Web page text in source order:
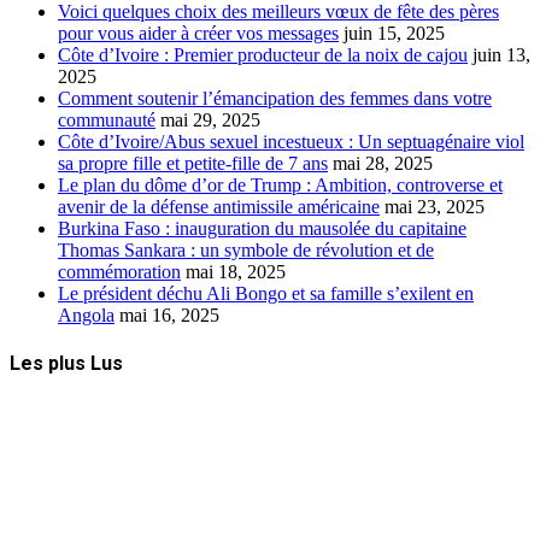
Voici quelques choix des meilleurs vœux de fête des pères
pour vous aider à créer vos messages juin 15, 2025
Côte d’Ivoire : Premier producteur de la noix de cajou juin 13,
2025
Comment soutenir l’émancipation des femmes dans votre
communauté mai 29, 2025
Côte d’Ivoire/Abus sexuel incestueux : Un septuagénaire viol
sa propre fille et petite-fille de 7 ans mai 28, 2025
Le plan du dôme d’or de Trump : Ambition, controverse et
avenir de la défense antimissile américaine mai 23, 2025
Burkina Faso : inauguration du mausolée du capitaine
Thomas Sankara : un symbole de révolution et de
commémoration mai 18, 2025
Le président déchu Ali Bongo et sa famille s’exilent en
Angola mai 16, 2025
Les plus Lus